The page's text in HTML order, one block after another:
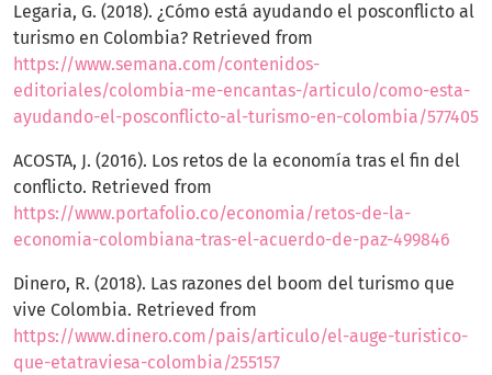
Legaria, G. (2018). ¿Cómo está ayudando el posconflicto al
turismo en Colombia? Retrieved from
https://www.semana.com/contenidos-
editoriales/colombia-me-encantas-/articulo/como-esta-
ayudando-el-posconflicto-al-turismo-en-colombia/577405
ACOSTA, J. (2016). Los retos de la economía tras el fin del
conflicto. Retrieved from
https://www.portafolio.co/economia/retos-de-la-
economia-colombiana-tras-el-acuerdo-de-paz-499846
Dinero, R. (2018). Las razones del boom del turismo que
vive Colombia. Retrieved from
https://www.dinero.com/pais/articulo/el-auge-turistico-
que-etatraviesa-colombia/255157